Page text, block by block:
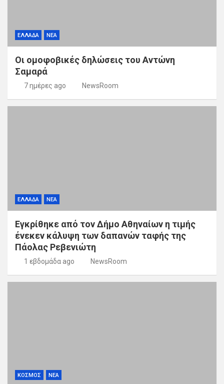
ΕΛΛΑΔΑ ΝΕΑ
Οι ομοφοβικές δηλώσεις του Αντώνη
Σαμαρά
7 ημέρες ago NewsRoom
ΕΛΛΑΔΑ ΝΕΑ
Εγκρίθηκε από τον Δήμο Αθηναίων η τιμής
ένεκεν κάλυψη των δαπανών ταφής της
Πάολας Ρεβενιώτη
1 εβδομάδα ago NewsRoom
ΚΟΣΜΟΣ ΝΕΑ